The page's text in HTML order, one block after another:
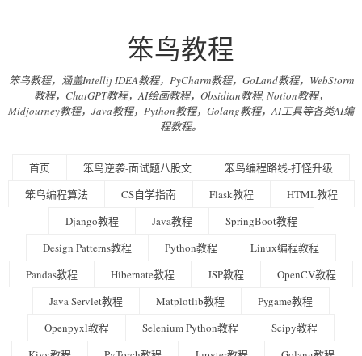
笨鸟教程
笨鸟教程，涵盖Intellij IDEA教程，PyCharm教程，GoLand教程，WebStorm
教程，ChatGPT教程，AI绘画教程，Obsidian教程, Notion教程，
Midjourney教程，Java教程，Python教程，Golang教程，AI工具等各类AI编
程教程。
首页 笨鸟逆袭-面试题八股文
笨鸟编程路线-打怪升级
笨鸟编程算法
CS自学指南 Flask教程
HTML教程
Django教程
Java教程
SpringBoot教程
Design Patterns教程
Python教程
Linux编程教程
Pandas教程
Hibernate教程 JSP教程
OpenCV教程
Java Servlet教程
Matplotlib教程
Pygame教程
Openpyxl教程
Selenium Python教程
Scipy教程